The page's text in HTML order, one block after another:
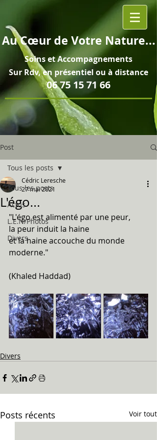
AuCœurde Votre Nature...
Soins etAccompagnements
Sur Rdv, en présentiel ou à distance
06 75 15 71 66
Post
Tous les posts
Actus
L.E.N/Photos
Divers
Tous les posts
L'égo...
Cédric Leresche
27 mai 2021
"L'égo est alimenté par une peur,
la peur induit la haine
et la haine accouche du monde
moderne."
(Khaled Haddad)
Divers
Posts récents Voir tout